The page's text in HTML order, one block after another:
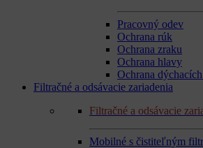
Pracovný odev
Ochrana rúk
Ochrana zraku
Ochrana hlavy
Ochrana
Filtračné a odsávacie zariadenia
Filtračné a odsávacie
Mobilné s čistiteľným